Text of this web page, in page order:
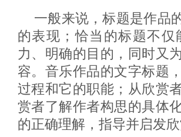
一般来说，标题是作品
的表现；恰当的标题不
力、明确的目的，同时又
容。音乐作品的文字标题
过程和它的职能；从欣赏
赏者了解作者构思的具体
的正确理解，指导并启发欣